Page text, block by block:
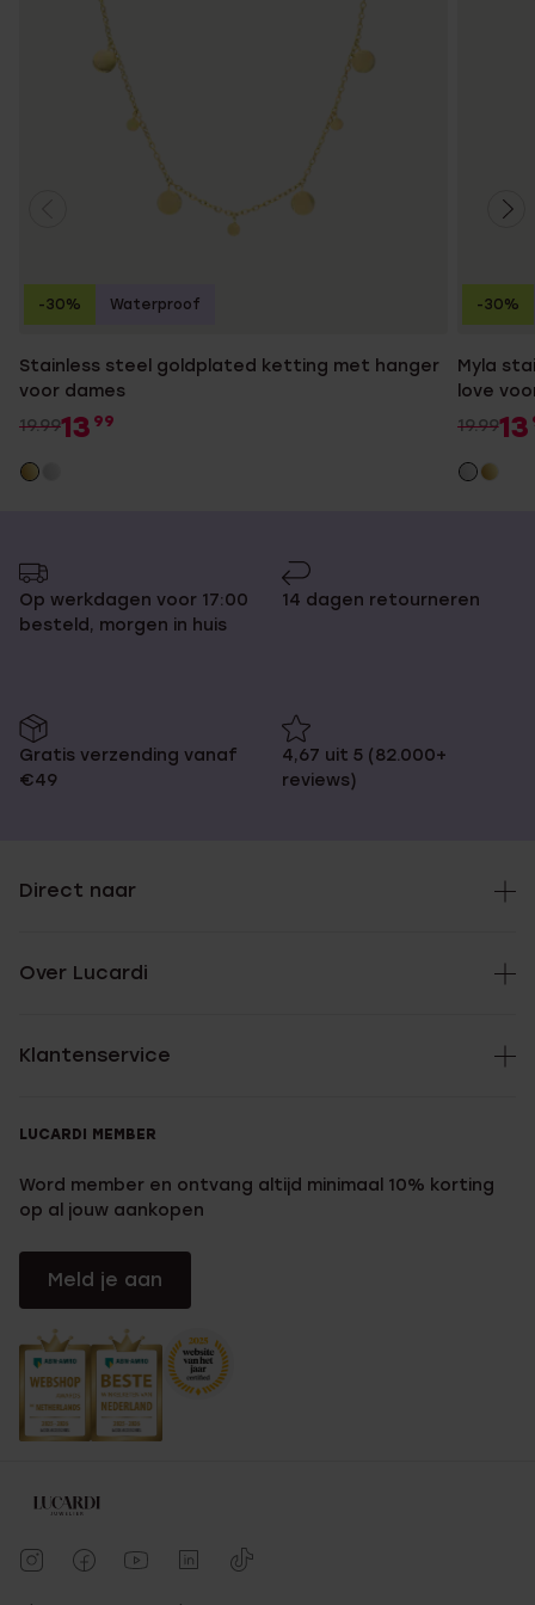
Stainless steel goldplated ketting met hanger
voor dames
19.9913 99
-30% Waterproof
Myla
love
19.9913
-30%
Op werkdagen voor 17:00
besteld, morgen in huis
14 dagen retourneren
Gratis verzending vanaf
€49
4,67 uit 5 (82.000+
reviews)
Direct naar
Over Lucardi
Klantenservice
LUCARDI MEMBER
Word member en ontvang altijd minimaal 10% korting
op al jouw aankopen
Meld je aan